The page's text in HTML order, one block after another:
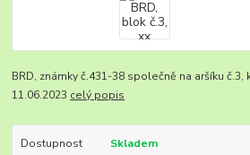
BRD, známky č.431-38 společně na
11.06.2023 celý popis
Dostupnost
Skladem